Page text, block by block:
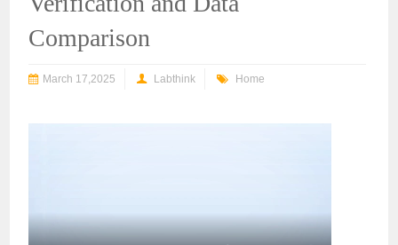
Comparison
March 17,2025 Labthink Home